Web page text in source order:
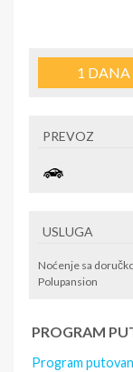
1 DANA
PREVOZ
USLUGA
Noćenje sa
Polupansion
PROGRAM
Program